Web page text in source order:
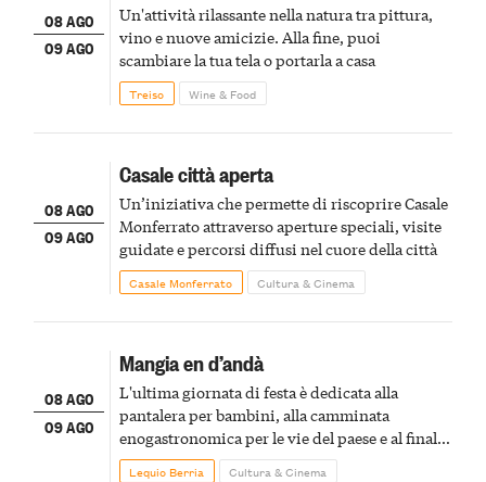
08 AGO
09 AGO
Un'attività rilassante nella natura tra pittura,
vino e nuove amicizie. Alla fine, puoi
scambiare la tua tela o portarla a casa
Treiso Wine & Food
08 AGO
09 AGO
Casale città aperta
Un’iniziativa che permette di riscoprire Casale
Monferrato attraverso aperture speciali, visite
guidate e percorsi diffusi nel cuore della città
Casale Monferrato Cultura & Cinema
08 AGO
09 AGO
Mangia en d’andà
L'ultima giornata di festa è dedicata alla
pantalera per bambini, alla camminata
enogastronomica per le vie del paese e al finale
pirotecnico
Lequio Berria Cultura & Cinema